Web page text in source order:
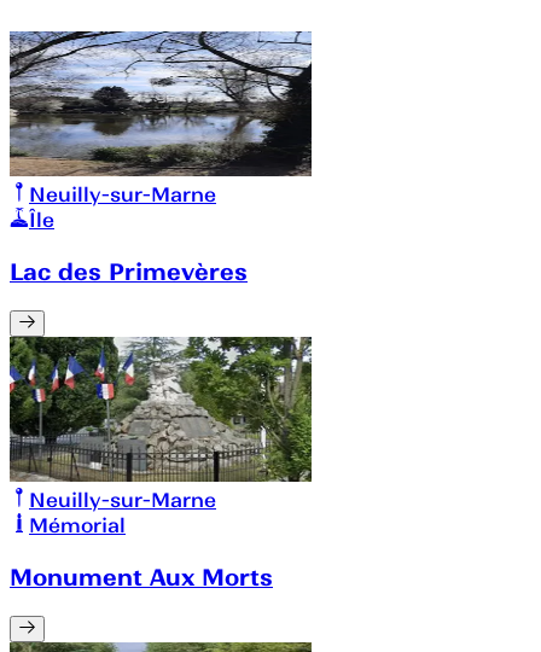
Neuilly-sur-Marne
Île
Lac des Primevères
Neuilly-sur-Marne
Mémorial
Monument Aux Morts